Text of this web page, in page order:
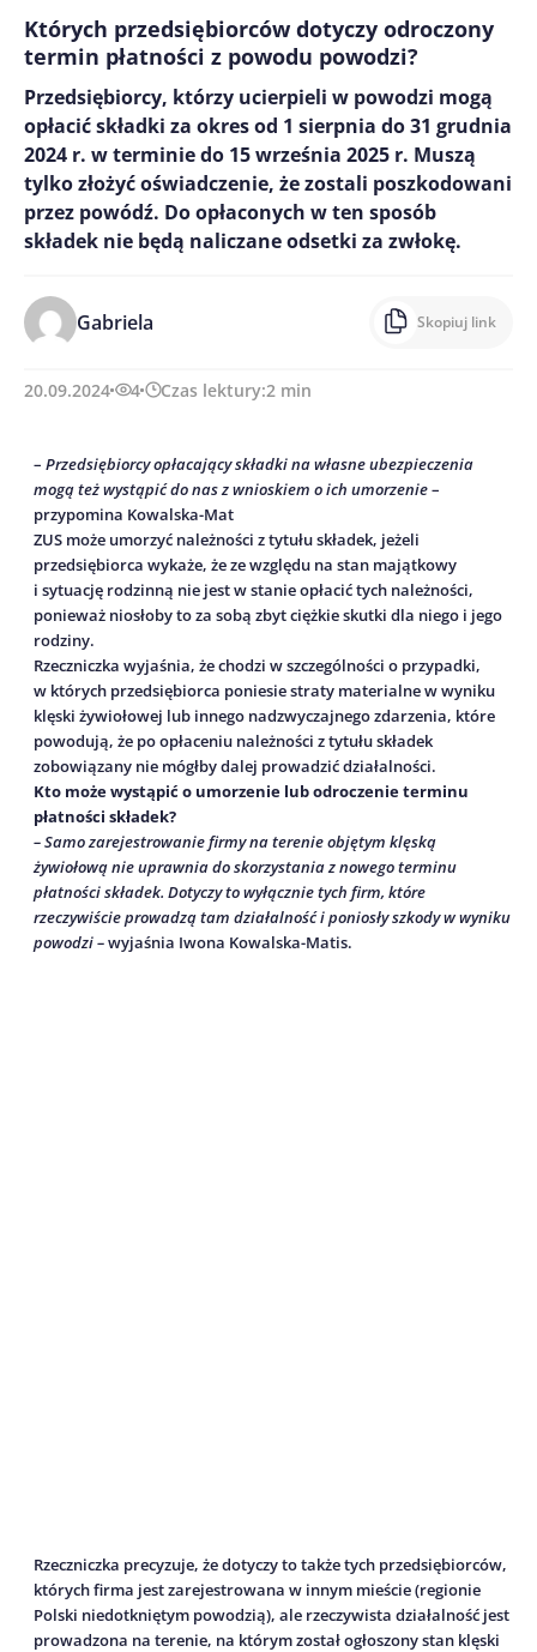
Których przedsiębiorców dotyczy odroczony
termin płatności z powodu powodzi?
Przedsiębiorcy, którzy ucierpieli w powodzi mogą
opłacić składki za okres od 1 sierpnia do 31 grudnia
2024 r. w terminie do 15 września 2025 r. Muszą
tylko złożyć oświadczenie, że zostali poszkodowani
przez powódź. Do opłaconych w ten sposób
składek nie będą naliczane odsetki za zwłokę.
Gabriela Skopiuj link
20.09.2024 4 Czas lektury:2 min
– Przedsiębiorcy opłacający składki na własne ubezpieczenia
mogą też wystąpić do nas z wnioskiem o ich umorzenie–
przypomina Kowalska-Mat
ZUS może umorzyć należności z tytułu składek, jeżeli
przedsiębiorca wykaże, że ze względu na stan majątkowy
i sytuację rodzinną nie jest w stanie opłacić tych należności,
ponieważ niosłoby to za sobą zbyt ciężkie skutki dla niego i jego
rodziny.
Rzeczniczka wyjaśnia, że chodzi w szczególności o przypadki,
w których przedsiębiorca poniesie straty materialne w wyniku
klęski żywiołowej lub innego nadzwyczajnego zdarzenia, które
powodują, że po opłaceniu należności z tytułu składek
zobowiązany nie mógłby dalej prowadzić działalności.
Kto może wystąpić o umorzenie lub odroczenie terminu
płatności składek?
– Samo zarejestrowanie firmy na terenie objętym klęską
żywiołową nie uprawnia do skorzystania z nowego terminu
płatności składek. Dotyczy to wyłącznie tych firm, które
rzeczywiście prowadzą tam działalność i poniosły szkody w wyniku
powodzi –wyjaśnia Iwona Kowalska-Matis.
Rzeczniczka precyzuje, że dotyczy to także tych przedsiębiorców,
których firma jest zarejestrowana w innym mieście (regionie
Polski niedotkniętym powodzią), ale rzeczywista działalność jest
prowadzona na terenie, na którym został ogłoszony stan klęski